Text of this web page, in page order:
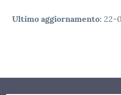
Ultimo aggiornamento: 22-